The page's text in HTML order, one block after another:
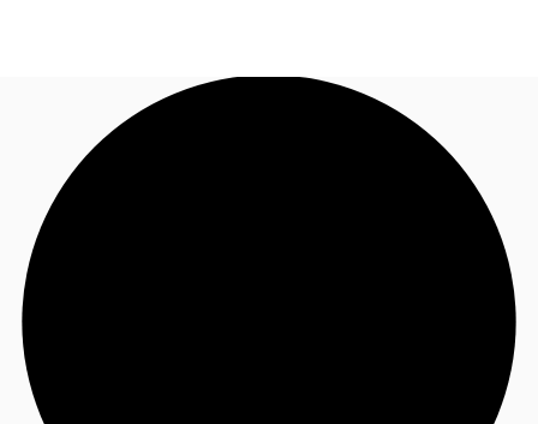
Blog
Données marchés
Appelez maintenant